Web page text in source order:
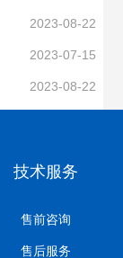
2023-08-22
2023-07-15
2023-08-22
技术服务
售前咨询
售后服务